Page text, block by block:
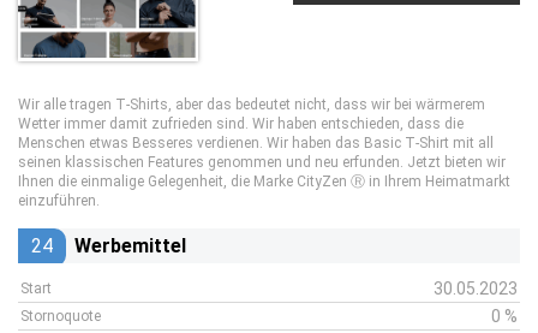
Wir alle tragen T‑Shirts, aber das bedeutet nicht, dass wir bei wärmerem
Wetter immer damit zufrieden sind. Wir haben entschieden, dass die
Menschen etwas Besseres verdienen. Wir haben das Basic T‑Shirt mit all
seinen klassischen Features genommen und neu erfunden. Jetzt bieten wir
Ihnen die einmalige Gelegenheit, die Marke CityZen Ⓡ in Ihrem Heimatmarkt
einzuführen.
24 Werbemittel
Start 30.05.2023
Stornoquote 0 %